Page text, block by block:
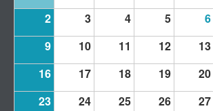
2
3 4 5 6
9
10 11 12 13
16
17 18 19 20
23
24 25 26 27